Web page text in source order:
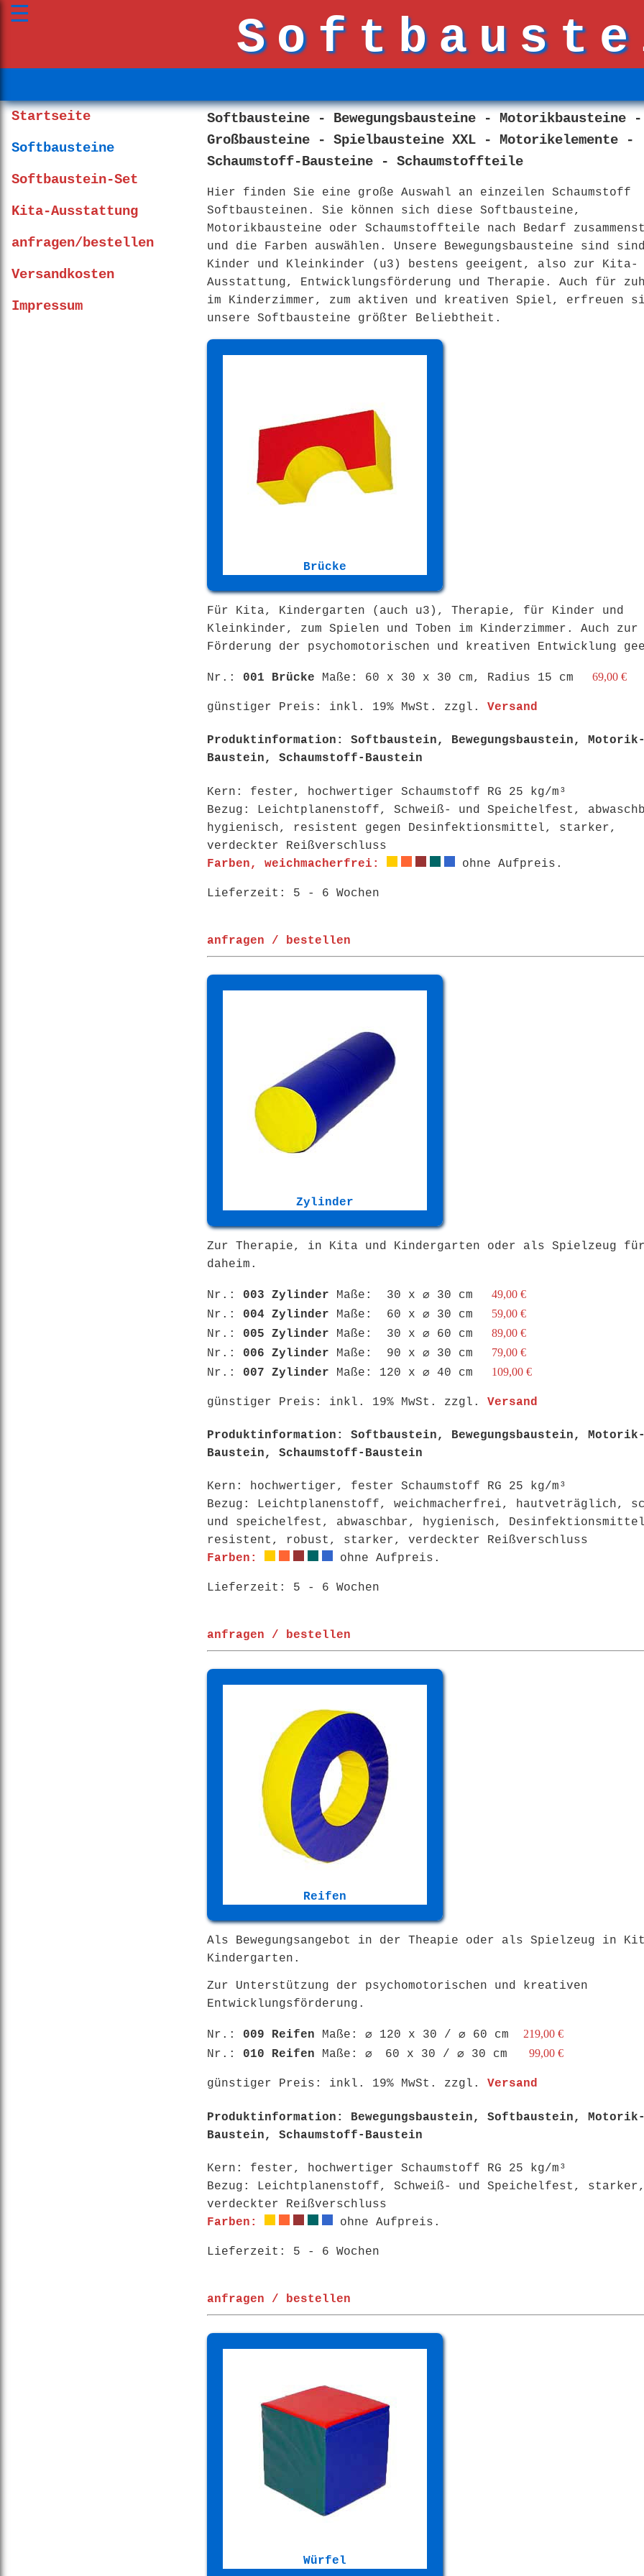
☰
Startseite
Softbausteine
Softbaustein-Set
Kita-Ausstattung
anfragen/bestellen
Versandkosten
Impressum
Softbausteine - Bewegungsbausteine - Motorikbausteine -
Großbausteine - Spielbausteine XXL - Motorikelemente -
Schaumstoff-Bausteine - Schaumstoffteile
Hier finden Sie eine große Auswahl an einzeilen Schaumstoff
Softbausteinen. Sie können sich diese Softbausteine,
Motorikbausteine oder Schaumstoffteile nach Bedarf
und die Farben auswählen. Unsere Bewegungsbausteine sind
Kinder und Kleinkinder (u3) bestens geeigent, also zur Kita-
Ausstattung, Entwicklungsförderung und Therapie. Auch für
im Kinderzimmer, zum aktiven und kreativen Spiel, erfreuen
unsere Softbausteine größter Beliebtheit.
Brücke
Für Kita, Kindergarten (auch u3), Therapie, für Kinder und
Kleinkinder, zum Spielen und Toben im Kinderzimmer. Auch zur
Förderung der psychomotorischen und kreativen Entwicklung
Nr.: 001 Brücke Maße: 60 x 30 x 30 cm, Radius 15 cm 69,00 €
günstiger Preis: inkl. 19% MwSt. zzgl. Versand
Produktinformation: Softbaustein, Bewegungsbaustein, Motorik-
Baustein, Schaumstoff-Baustein
Kern: fester, hochwertiger Schaumstoff RG 25 kg/m³
Bezug: Leichtplanenstoff, Schweiß- und Speichelfest,
hygienisch, resistent gegen Desinfektionsmittel, starker,
verdeckter Reißverschluss
Farben, weichmacherfrei:
ohne Aufpreis.
Lieferzeit: 5 - 6 Wochen
anfragen / bestellen
Zylinder
Zur Therapie, in Kita und Kindergarten oder als Spielzeug für
daheim.
Nr.: 003 Zylinder Maße: 30 x ⌀ 30 cm 49,00 €
Nr.: 004 Zylinder Maße: 60 x ⌀ 30 cm 59,00 €
Nr.: 005 Zylinder Maße: 30 x ⌀ 60 cm 89,00 €
Nr.: 006 Zylinder Maße: 90 x ⌀ 30 cm 79,00 €
Nr.: 007 Zylinder Maße: 120 x ⌀ 40 cm 109,00 €
günstiger Preis: inkl. 19% MwSt. zzgl. Versand
Produktinformation: Softbaustein, Bewegungsbaustein, Motorik-
Baustein, Schaumstoff-Baustein
Kern: hochwertiger, fester Schaumstoff RG 25 kg/m³
Bezug: Leichtplanenstoff, weichmacherfrei, hautveträglich,
und speichelfest, abwaschbar, hygienisch, Desinfektionsmittel
resistent, robust, starker, verdeckter Reißverschluss
Farben:
ohne Aufpreis.
Lieferzeit: 5 - 6 Wochen
anfragen / bestellen
Reifen
Als Bewegungsangebot in der Theapie oder als Spielzeug in
Kindergarten.
Zur Unterstützung der psychomotorischen und kreativen
Entwicklungsförderung.
Nr.: 009 Reifen Maße: ⌀ 120 x 30 / ⌀ 60 cm 219,00 €
Nr.: 010 Reifen Maße: ⌀ 60 x 30 / ⌀ 30 cm 99,00 €
günstiger Preis: inkl. 19% MwSt. zzgl. Versand
Produktinformation: Bewegungsbaustein, Softbaustein, Motorik-
Baustein, Schaumstoff-Baustein
Kern: fester, hochwertiger Schaumstoff RG 25 kg/m³
Bezug: Leichtplanenstoff, Schweiß- und Speichelfest, starker,
verdeckter Reißverschluss
Farben:
ohne Aufpreis.
Lieferzeit: 5 - 6 Wochen
anfragen / bestellen
Würfel